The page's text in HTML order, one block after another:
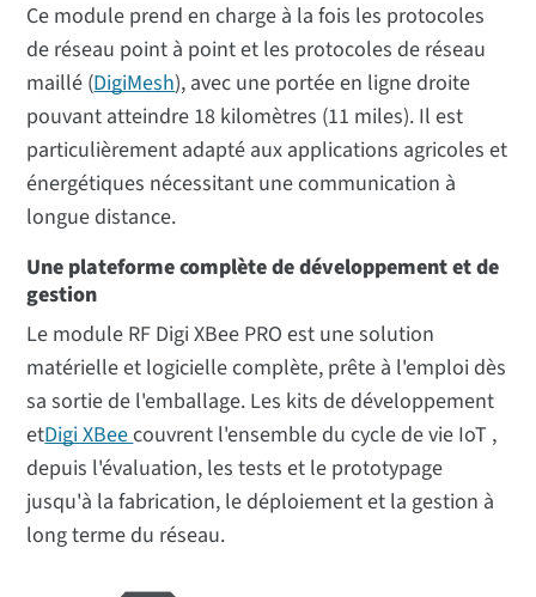
Ce module prend en charge à la fois les protocoles
de réseau point à point et les protocoles de réseau
maillé (DigiMesh), avec une portée en ligne droite
pouvant atteindre 18 kilomètres (11 miles). Il est
particulièrement adapté aux applications agricoles et
énergétiques nécessitant une communication à
longue distance.
Une plateforme complète de développement et de
gestion
Le module RF Digi XBee PRO est une solution
matérielle et logicielle complète, prête à l'emploi dès
sa sortie de l'emballage. Les kits de développement
etDigi XBeecouvrent l'ensemble du cycle de vie IoT ,
depuis l'évaluation, les tests et le prototypage
jusqu'à la fabrication, le déploiement et la gestion à
long terme du réseau.